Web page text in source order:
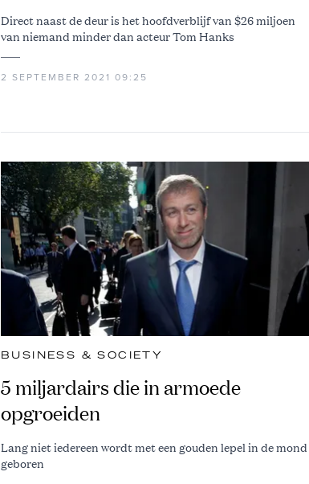
Direct naast de deur is het hoofdverblijf van $26 miljoen
van niemand minder dan acteur Tom Hanks
2 SEPTEMBER 2021 09:25
BUSINESS & SOCIETY
5 miljardairs die in armoede
opgroeiden
Lang niet iedereen wordt met een gouden lepel in de mond
geboren